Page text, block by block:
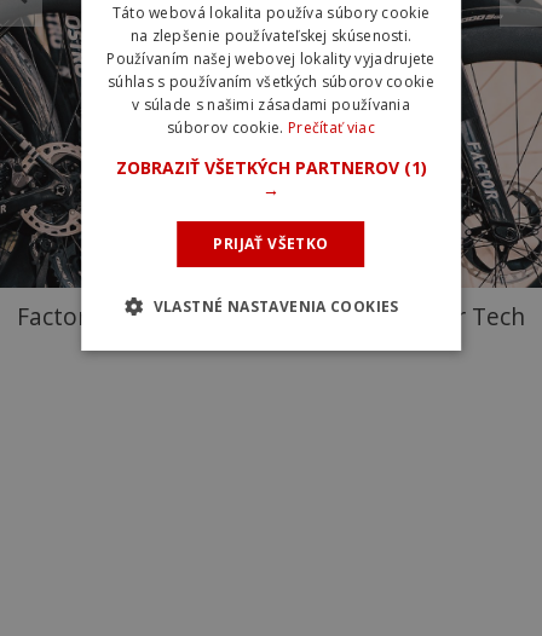
Factor Ostro V.A.M. tímu Israel – Premier Tech
Táto webová lokalita používa súbory cookie
na zlepšenie používateľskej skúsenosti.
Používaním našej webovej lokality vyjadrujete
súhlas s používaním všetkých súborov cookie
v súlade s našimi zásadami používania
súborov cookie. Prečítať viac
ZOBRAZIŤ VŠETKÝCH PARTNEROV (1)
→
PRIJAŤ VŠETKO
VLASTNÉ NASTAVENIA COOKIES